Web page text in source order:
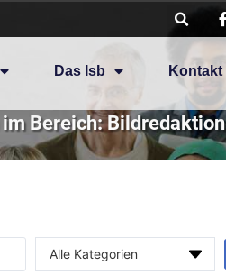
Das Isb Kontakt
Bereich: Bildredaktion
Alle Kategorien